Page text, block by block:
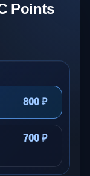
Points
800 ₽
700 ₽